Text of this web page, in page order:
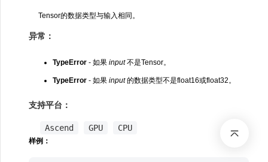
Tensor的数据类型与输入相同。
异常：
TypeError - 如果 input不是Tensor。
TypeError - 如果 input的数据类型不是float16或float32。
支持平台：
Ascend GPU CPU
样例：